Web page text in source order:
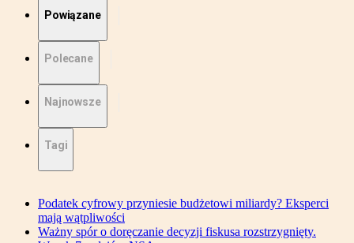
Powiązane
Polecane
Najnowsze
Tagi
Podatek cyfrowy przyniesie budżetowi miliardy? Eksperci
mają wątpliwości
Ważny spór o doręczanie decyzji fiskusa rozstrzygnięty.